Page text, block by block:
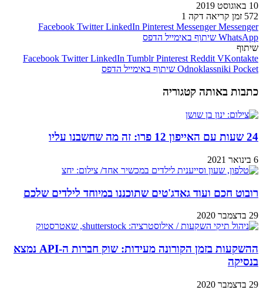
10 באוגוסט 2019
572 זמן קריאה דקה 1
Facebook Twitter LinkedIn Pinterest Messenger Messenger
WhatsApp שיתוף באימייל הדפס
שיתוף
Facebook Twitter LinkedIn Tumblr Pinterest Reddit VKontakte
Odnoklassniki Pocket שיתוף באימייל הדפס
כתבות באותה קטגוריה
24 שעות עם האייפון 12 פרו: זה מה שחשבנו עליו
6 בינואר 2021
רובוט חכם ועוד גאדג'טים שתוכננו במיוחד לילדים שלכם
29 בדצמבר 2020
ההשקעות בזמן הקורונה מעידות: שוק חברות ה-API נמצא
בנסיקה
29 בדצמבר 2020